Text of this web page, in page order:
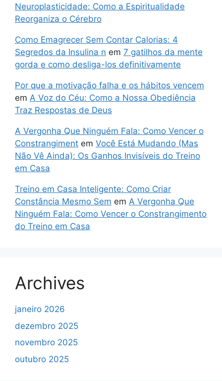
Neuroplasticidade: Como a Espiritualidade
Reorganiza o Cérebro
Como Emagrecer Sem Contar Calorias: 4
Segredos da Insulina n em 7 gatilhos da mente
gorda e como desliga-los definitivamente
Por que a motivação falha e os hábitos vencem
em A Voz do Céu: Como a Nossa Obediência
Traz Respostas de Deus
A Vergonha Que Ninguém Fala: Como Vencer o
Constrangiment em Você Está Mudando (Mas
Não Vê Ainda): Os Ganhos Invisíveis do Treino
em Casa
Treino em Casa Inteligente: Como Criar
Constância Mesmo Sem em A Vergonha Que
Ninguém Fala: Como Vencer o Constrangimento
do Treino em Casa
Archives
janeiro 2026
dezembro 2025
novembro 2025
outubro 2025